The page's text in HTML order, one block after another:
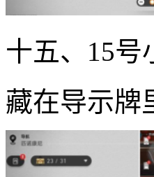
十五、15号
藏在导示牌